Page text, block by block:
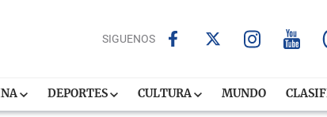
SIGUENOS
DEPORTES CULTURA MUNDO